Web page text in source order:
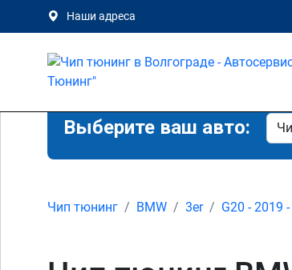
Наши адреса
Выберите ваш авто:
Чип тюнинг BMW 3er G20 - 2019